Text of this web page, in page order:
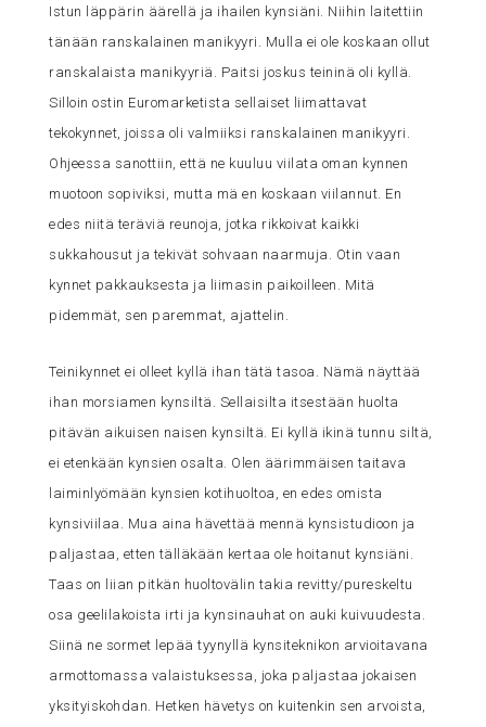
Istun läppärin äärellä ja ihailen kynsiäni. Niihin laitettiin
tänään ranskalainen manikyyri. Mulla ei ole koskaan ollut
ranskalaista manikyyriä. Paitsi joskus teininä oli kyllä.
Silloin ostin Euromarketista sellaiset liimattavat
tekokynnet, joissa oli valmiiksi ranskalainen manikyyri.
Ohjeessa sanottiin, että ne kuuluu viilata oman kynnen
muotoon sopiviksi, mutta mä en koskaan viilannut. En
edes niitä teräviä reunoja, jotka rikkoivat kaikki
sukkahousut ja tekivät sohvaan naarmuja. Otin vaan
kynnet pakkauksesta ja liimasin paikoilleen. Mitä
pidemmät, sen paremmat, ajattelin.
Teinikynnet ei olleet kyllä ihan tätä tasoa. Nämä näyttää
ihan morsiamen kynsiltä. Sellaisilta itsestään huolta
pitävän aikuisen naisen kynsiltä. Ei kyllä ikinä tunnu siltä,
ei etenkään kynsien osalta. Olen äärimmäisen taitava
laiminlyömään kynsien kotihuoltoa, en edes omista
kynsiviilaa. Mua aina hävettää mennä kynsistudioon ja
paljastaa, etten tälläkään kertaa ole hoitanut kynsiäni.
Taas on liian pitkän huoltovälin takia revitty/pureskeltu
osa geelilakoista irti ja kynsinauhat on auki kuivuudesta.
Siinä ne sormet lepää tyynyllä kynsiteknikon arvioitavana
armottomassa valaistuksessa, joka paljastaa jokaisen
yksityiskohdan. Hetken hävetys on kuitenkin sen arvoista,